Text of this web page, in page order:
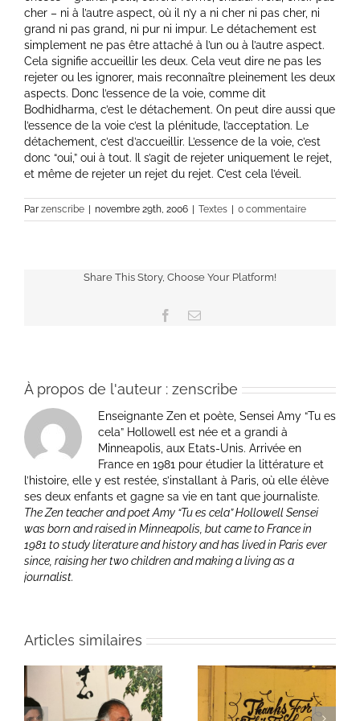
cher – ni à l’autre aspect, où il n’y a ni cher ni pas cher, ni
grand ni pas grand, ni pur ni impur. Le détachement est
simplement ne pas être attaché à l’un ou à l’autre aspect.
Cela signifie accueillir les deux. Cela veut dire ne pas les
rejeter ou les ignorer, mais reconnaître pleinement les deux
aspects. Donc l’essence de la voie, comme dit
Bodhidharma, c’est le détachement. On peut dire aussi que
l’essence de la voie c’est la plénitude, l’acceptation. Le
détachement, c’est d’accueillir. L’essence de la voie, c’est
donc “oui,” oui à tout. Il s’agit de rejeter uniquement le rejet,
et même de rejeter un rejet du rejet. C’est cela l’éveil.
Par zenscribe novembre 29th, 2006 Textes 0 commentaire
Share This Story, Choose Your Platform!
Facebook
Email
À propos de l'auteur : zenscribe
Enseignante Zen et poète, Sensei Amy “Tu es
cela” Hollowell est née et a grandi à
Minneapolis, aux Etats-Unis. Arrivée en
France en 1981 pour étudier la littérature et
l’histoire, elle y est restée, s’installant à Paris, où elle élève
ses deux enfants et gagne sa vie en tant que journaliste.
The Zen teacher and poet Amy “Tu es cela” Hollowell Sensei
was born and raised in Minneapolis, but came to France in
1981 to study literature and history and has lived in Paris ever
since, raising her two children and making a living as a
journalist.
Articles similaires